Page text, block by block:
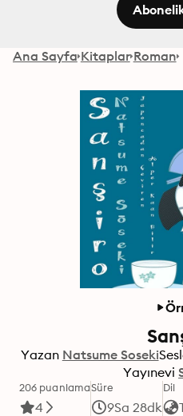
Ana Sayfa Kitaplar Roman
Yazan Natsume Soseki
Yayınevi
206 puanlama
4
Süre
9Sa 28dk
Dil